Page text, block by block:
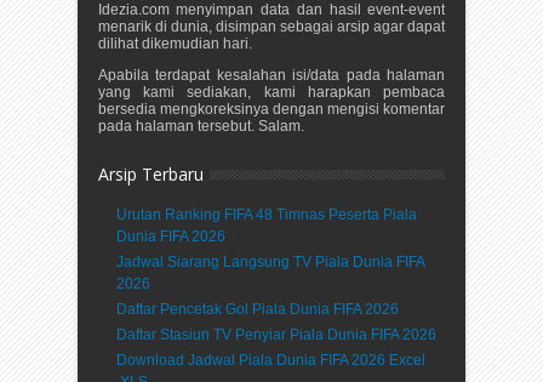
Idezia.com menyimpan data dan hasil event-event
menarik di dunia, disimpan sebagai arsip agar dapat
dilihat dikemudian hari.
Apabila terdapat kesalahan isi/data pada halaman
yang kami sediakan, kami harapkan pembaca
bersedia mengkoreksinya dengan mengisi komentar
pada halaman tersebut. Salam.
Arsip Terbaru
Urutan Ranking FIFA 48 Timnas Peserta Piala
Dunia FIFA 2026
Jadwal Siarang Langsung TV Piala Dunia FIFA
2026
Daftar Pencetak Gol Piala Dunia FIFA 2026
Daftar Stasiun TV Penyiar Piala Dunia FIFA 2026
Download Jadwal Piala Dunia FIFA 2026 Excel